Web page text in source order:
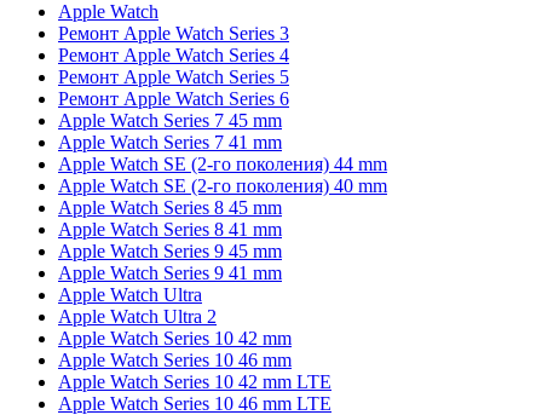
Apple Watch
Ремонт Apple Watch Series 3
Ремонт Apple Watch Series 4
Ремонт Apple Watch Series 5
Ремонт Apple Watch Series 6
Apple Watch Series 7 45 mm
Apple Watch Series 7 41 mm
Apple Watch SE (2-го поколения) 44 mm
Apple Watch SE (2-го поколения) 40 mm
Apple Watch Series 8 45 mm
Apple Watch Series 8 41 mm
Apple Watch Series 9 45 mm
Apple Watch Series 9 41 mm
Apple Watch Ultra
Apple Watch Ultra 2
Apple Watch Series 10 42 mm
Apple Watch Series 10 46 mm
Apple Watch Series 10 42 mm LTE
Apple Watch Series 10 46 mm LTE